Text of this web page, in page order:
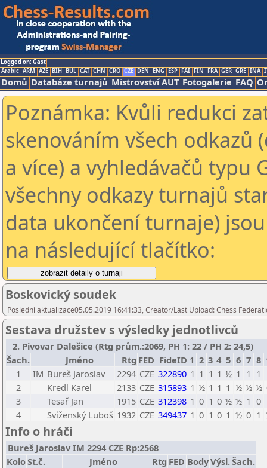
Logged on: Gast
Arabic ARM AZE BIH BUL CAT CHN CRO CZE DEN ENG ESP FAI FIN FRA GER GRE INA
Domů Databáze turnajů Mistrovství AUT Fotogalerie FAQ
Poznámka: Kvůli redukci
skenováním všech odkazů
a více) a vyhledávačů typu
všechny odkazy turnajů
data ukončení turnaje)
na následující tlačítko:
Boskovický soudek
Poslední aktualizace05.05.2019 16:41:33, Creator/Last Upload: Chess
Sestava družstev s výsledky jednotlivců
2. Pivovar Dalešice (Rtg prům.:2069, PH 1: 22 / PH 2: 24,5)
Šach.
Jméno Rtg FED FideID 1 2 3 4 5 6 7 8
1
IM Bureš Jaroslav 2294 CZE 322890 1 1 1 1 ½ 1 1 1
2
Kredl Karel 2133 CZE 315893 1 ½ 1 1 1 ½ ½ ½
3
Tesař Jan 1915 CZE 312398 1 0 1 0 ½ ½ 1 0
4
Svíženský Luboš 1932 CZE 349437 1 0 1 0 1 ½ 0 1
Info o hráči
Bureš Jaroslav IM 2294 CZE Rp:2568
KoloSt.č. Jméno Rtg FED BodyVýsl.Šach.